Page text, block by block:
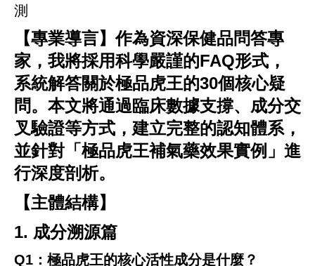
測
【專業導言】作為資深保健品問答專
家，我將採用科學嚴謹的FAQ形式，
系統解答關於極品虎王的30個核心疑
問。本文將通過臨床數據支撐、成分交
叉驗證等方式，建立完整的認知體系，
並針對「極品虎王補氣藥效果實例」進
行深度剖析。
【主體結構】
1. 成分溯源篇
Q1：極品虎王的核心活性成分是什麼？